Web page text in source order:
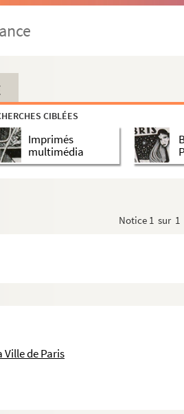
CIBLÉES
Imprimés
multimédia
Notice 1 sur 1
de Paris